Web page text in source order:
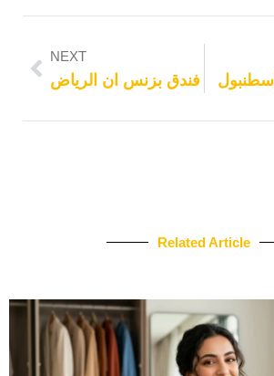
NEXT
فندق بزنس ان الرياض
Related Article